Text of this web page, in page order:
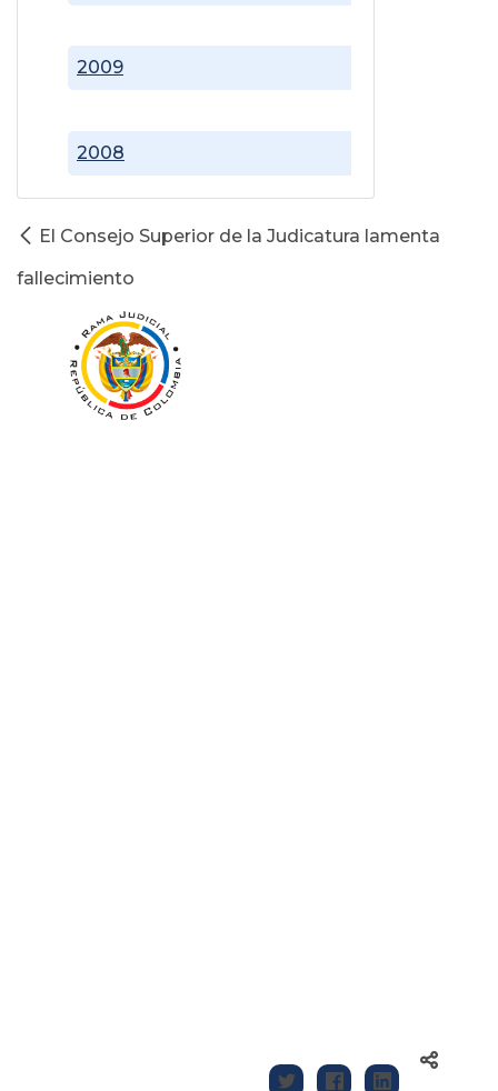
2008
2009
El Consejo Superior de la Judicatura lamenta
fallecimiento